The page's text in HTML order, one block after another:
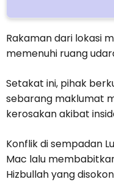
Rakaman dari lokasi
memenuhi ruang
Setakat ini, pihak
sebarang maklumat
kerosakan akibat
Konflik di sempadan
Mac lalu
Hizbullah yang